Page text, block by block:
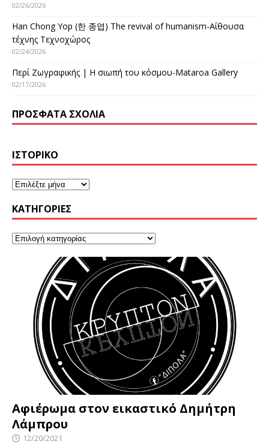
02/26/2026
Han Chong Yop (한 종엽) The revival of humanism-Αίθουσα
τέχνης Τεχνοχώρος
02/24/2026
Περί Ζωγραφικής | Η σιωπή του κόσμου-Mataroa Gallery
02/17/2026
ΠΡΌΣΦΑΤΑ ΣΧΌΛΙΑ
ΙΣΤΟΡΙΚΌ
KΑΤΗΓΟΡΊΕΣ
Αφιέρωμα στον εικαστικό Δημήτρη
Λάμπρου
12/20/2021